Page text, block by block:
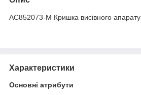
AC852073-M Кришка висівного апарату
Характеристики
Основні атрибути